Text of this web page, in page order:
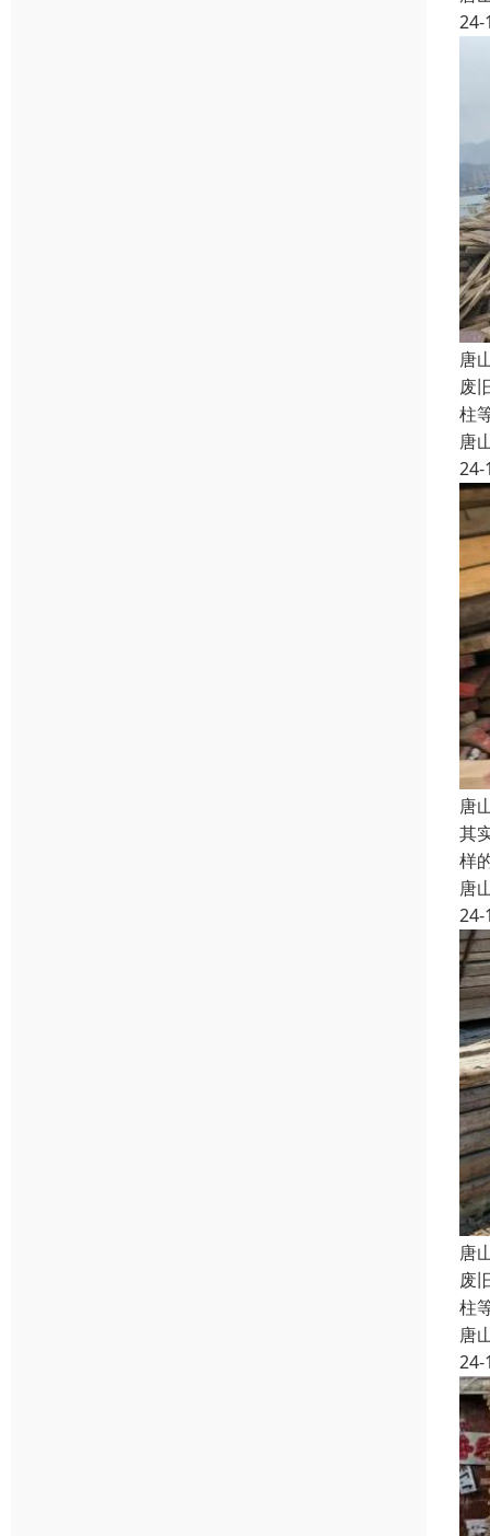
24-
唐
废
柱
唐
24-
唐
其
样
唐
24-
唐
废
柱
唐
24-